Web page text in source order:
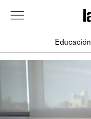
Educación